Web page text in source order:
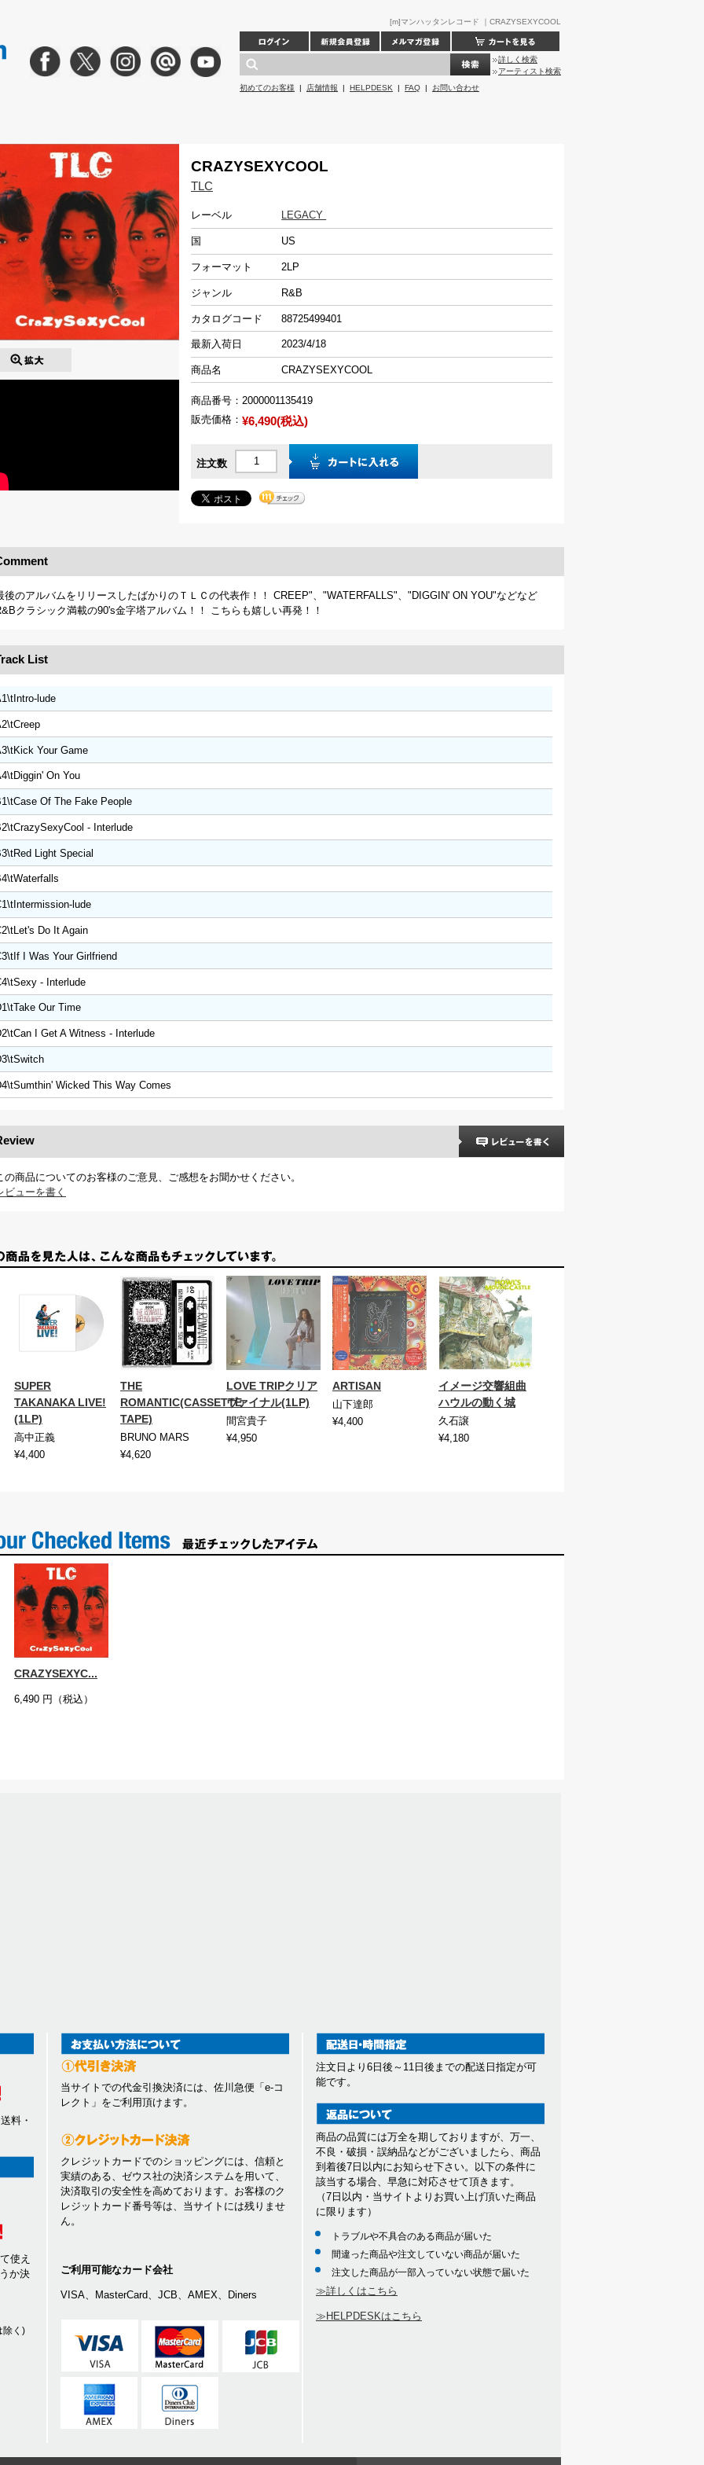
[m]マンハッタンレコード ｜CRAZYSEXYCOOL
詳しく検索
アーティスト検索
初めてのお客様 | 店舗情報 | HELPDESK | FAQ | お問い合わせ
CRAZYSEXYCOOL
TLC
レーベル LEGACY
国 US
フォーマット 2LP
ジャンル R&B
カタログコード 88725499401
最新入荷日 2023/4/18
商品名 CRAZYSEXYCOOL
商品番号： 2000001135419
販売価格： ¥6,490(税込)
注文数
後のアルバムをリリースしたばかりのＴＬＣの代表作！！ CREEP"、"WATERFALLS"、"DIGGIN' ON YOU"などなど
クラシック満載の90's金字塔アルバム！！ こちらも嬉しい再発！！
List
lude
Your Game
On You
Of The Fake People
- Interlude
Light Special
lude
Do It Again
I Was Your Girlfriend
- Interlude
Our Time
I Get A Witness - Interlude
Wicked This Way Comes
の商品についてのお客様のご意見、ご感想をお聞かせください。
ビューを書く
SUPER
TAKANAKA LIVE!
(1LP)
高中正義
¥4,400
THE
ROMANTIC(CASSETTE
TAPE)
BRUNO MARS
¥4,620
LOVE TRIPクリア
ヴァイナル(1LP)
間宮貴子
¥4,950
ARTISAN
山下達郎
¥4,400
イメージ交響組曲
ハウルの動く城
久石譲
¥4,180
CRAZYSEXYC...
6,490 円（税込）
料・
使え
か決
除く)
当サイトでの代金引換決済には、佐川急便「e-コ
レクト」をご利用頂けます。
クレジットカードでのショッピングには、信頼と
実績のある、ゼウス社の決済システムを用いて、
決済取引の安全性を高めております。お客様のク
レジットカード番号等は、当サイトには残りませ
ん。
ご利用可能なカード会社
VISA、MasterCard、JCB、AMEX、Diners
注文日より6日後～11日後までの配送日指定が可
能です。
商品の品質には万全を期しておりますが、万一、
不良・破損・誤納品などがございましたら、商品
到着後7日以内にお知らせ下さい。以下の条件に
該当する場合、早急に対応させて頂きます。
（7日以内・当サイトよりお買い上げ頂いた商品
に限ります）
トラブルや不具合のある商品が届いた
間違った商品や注文していない商品が届いた
注文した商品が一部入っていない状態で届いた
≫詳しくはこちら
≫HELPDESKはこちら